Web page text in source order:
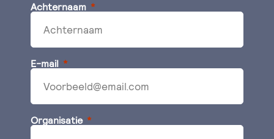
Achternaam
E-mail
Organisatie